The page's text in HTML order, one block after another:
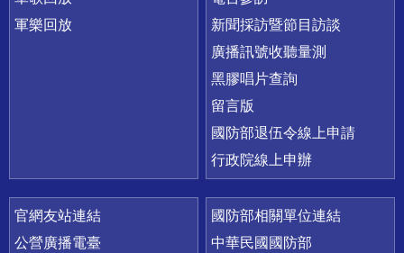
軍樂回放
新聞採訪暨節目訪談
廣播訊號收聽量測
黑膠唱片查詢
留言版
國防部退伍令線上申請
行政院線上申辦
官網友站連結
公營廣播電臺
國防部相關單位連結
中華民國國防部